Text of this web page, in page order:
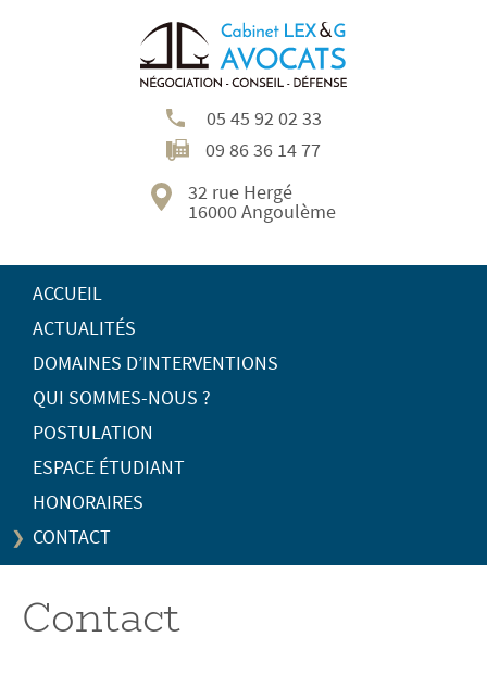
05 45 92 02 33
09 86 36 14 77
32 rue Hergé
16000 Angoulème
ACCUEIL
ACTUALITÉS
DOMAINES D’INTERVENTIONS
QUI SOMMES-NOUS ?
POSTULATION
ESPACE ÉTUDIANT
HONORAIRES
CONTACT
Contact